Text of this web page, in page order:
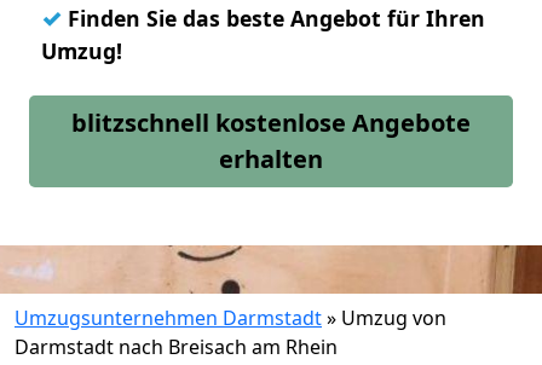
✓ Finden Sie das beste Angebot für Ihren
Umzug!
blitzschnell kostenlose Angebote
erhalten
Umzugsunternehmen Darmstadt» Umzug von
Darmstadt nach Breisach am Rhein